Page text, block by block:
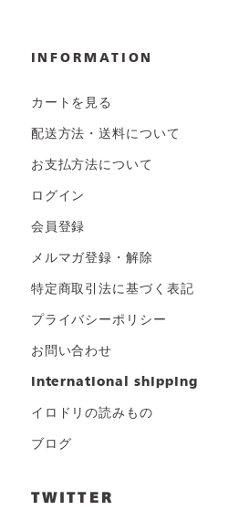
INFORMATION
カートを見る
配送方法・送料について
お支払方法について
ログイン
会員登録
メルマガ登録・解除
特定商取引法に基づく表記
プライバシーポリシー
お問い合わせ
international shipping
イロドリの読みもの
ブログ
TWITTER